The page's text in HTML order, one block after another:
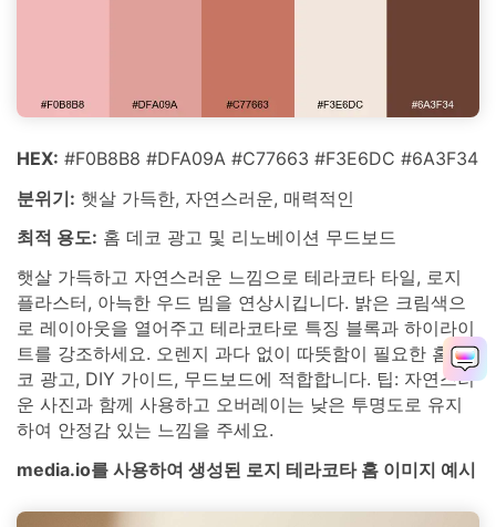
HEX: #F0B8B8 #DFA09A #C77663 #F3E6DC #6A3F34
분위기: 햇살 가득한, 자연스러운, 매력적인
최적 용도: 홈 데코 광고 및 리노베이션 무드보드
햇살 가득하고 자연스러운 느낌으로 테라코타 타일, 로지
플라스터, 아늑한 우드 빔을 연상시킵니다. 밝은 크림색으
로 레이아웃을 열어주고 테라코타로 특징 블록과 하이라이
트를 강조하세요. 오렌지 과다 없이 따뜻함이 필요한 홈 데
코 광고, DIY 가이드, 무드보드에 적합합니다. 팁: 자연스러
운 사진과 함께 사용하고 오버레이는 낮은 투명도로 유지
하여 안정감 있는 느낌을 주세요.
media.io를 사용하여 생성된 로지 테라코타 홈 이미지 예시